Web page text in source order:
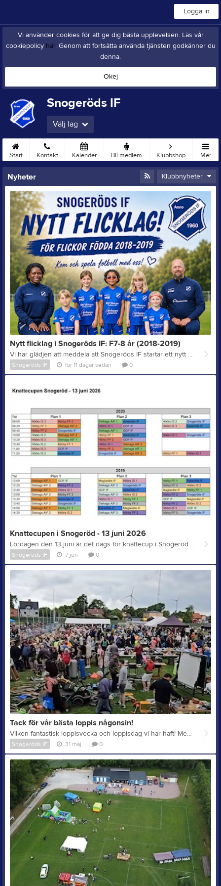
Logga in
Vi använder cookies för att ge dig bästa upplevelsen. Läs vår
cookiepolicy här. Genom att fortsätta använda tjänsten godkänner du
denna.
Okej
Snogeröds IF
Välj lag
Start Kontakt Kalender Bli medlem Klubbshop Mer
Nyheter Klubbnyheter
Nytt flicklag i Snogeröds IF: F7-8 år (2018-2019)
Vi har glädjen att meddela att Snogeröds IF startar ett nytt fotbollslag för flickor födda 2018-2019 i höst! Första träningen: Onsdag 12 augusti Kl. 17:30-18:30 Snogeröds Idrottsplats Därefter tränar laget varje onsdag kl. 17:30-18:30. Vi hoppas att många tjejer vill komma och prova på fotboll tillsammans med oss. Ingen tidigare erfarenhet krävs – alla är varmt välkomna! Lagets tränare är: Pia Sjöholm pia.sjoholm@hotmail.com 073-402 91 72 Chrystelle Petersson chrystelle.boni@gmail.com 070-426 79 08 Har ni frågor är ni varmt välkomna att kontakta någon av tränarna. Hjälp gärna till att sprida informationen till familjer som kan vara intresserade! Vi ser fram emot en rolig höstsäsong tillsammans! Med vänliga hälsningar Snogeröds IF
Snogeröds IF för 11 dagar sedan 0
Knattecupen i Snogeröd - 13 juni 2026
Lördagen den 13 juni är det dags för knattecup i Snogeröd för barn i åldern 6–7 år! Kom och heja fram alla duktiga fotbollsspelare när de visar upp sin spelglädje och kämpaglöd på planen. Vi hälsar alla varmt välkomna till Snogeröds Idrottsplats!
Snogeröds IF 7 jun 0
Tack för vår bästa loppis någonsin!
Vilken fantastisk loppisvecka och loppisdag vi har haft! Med drygt 800 besökare slog vi deltagarrekord, och tack vare ett stort engagemang från alla er frivilliga blev det också vår bästa loppis någonsin. Under hela veckan och på själva loppisdagen har många hjälpt till med insamling, sortering, uppbyggnad, försäljning, servering, parkering, städning och allt däremellan. Ett extra stort tack vill vi rikta till vår loppisgrupp, som under hela året lagt ner mycket arbete med hämtningar, planering och förberedelser. Det arbete som görs långt innan loppisveckan syns kanske inte alltid, men det är en avgörande del av framgången. Utan alla er ideella krafter är inget av detta möjligt. Tillsammans skapade vi en fantastisk dag för alla besökare. Tillsammans nådde vi en rekordintäkt som kommer att göra stor nytta för föreningens verksamhet. Ett varmt tack till var och en av er som bidragit. Ni är hjärtat i Snogeröds IF och visar vad som är möjligt när vi hjälps åt.
Snogeröds IF 31 maj 0